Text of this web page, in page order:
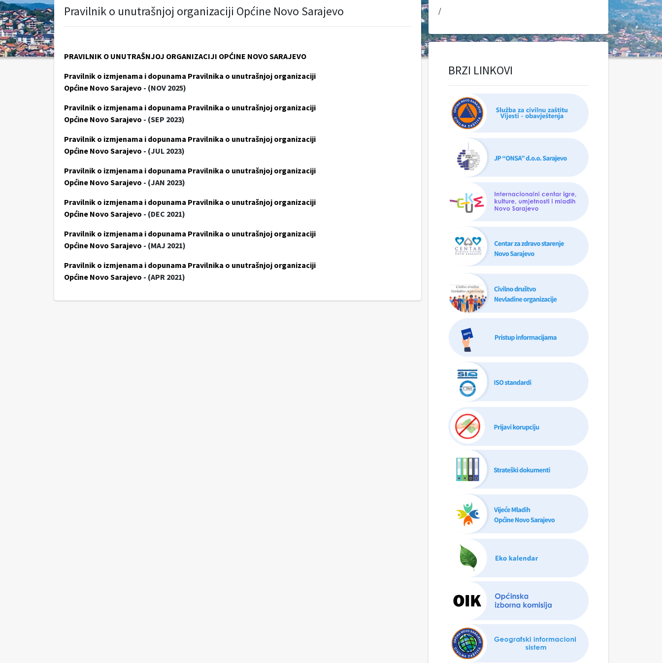
Pravilnik o unutrašnjoj organizaciji Općine Novo Sarajevo
PRAVILNIK O UNUTRAŠNJOJ ORGANIZACIJI OPĆINE NOVO SARAJEVO
Pravilnik o izmjenama i dopunama Pravilnika o unutrašnjoj organizaciji
Općine Novo Sarajevo - (NOV 2025)
Pravilnik o izmjenama i dopunama Pravilnika o unutrašnjoj organizaciji
Općine Novo Sarajevo - (SEP 2023)
Pravilnik o izmjenama i dopunama Pravilnika o unutrašnjoj organizaciji
Općine Novo Sarajevo - (JUL 2023)
Pravilnik o izmjenama i dopunama Pravilnika o unutrašnjoj organizaciji
Općine Novo Sarajevo - (JAN 2023)
Pravilnik o izmjenama i dopunama Pravilnika o unutrašnjoj organizaciji
Općine Novo Sarajevo - (DEC 2021)
Pravilnik o izmjenama i dopunama Pravilnika o unutrašnjoj organizaciji
Općine Novo Sarajevo - (MAJ 2021)
Pravilnik o izmjenama i dopunama Pravilnika o unutrašnjoj organizaciji
Općine Novo Sarajevo - (APR 2021)
/
BRZI LINKOVI